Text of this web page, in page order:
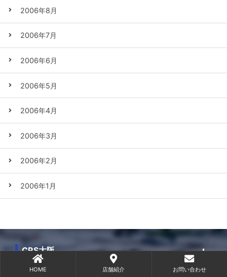
2006年8月
2006年7月
2006年6月
2006年5月
2006年4月
2006年3月
2006年2月
2006年1月
CRS大阪
HOME 店舗紹介 お問い合わせ